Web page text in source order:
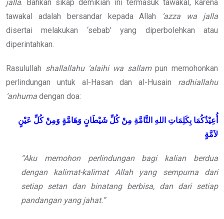
jalla. Bahkan sikap demikian ini termasuk tawakal, karena
tawakal adalah bersandar kepada Allah
‘azza wa jalla
disertai melakukan ‘sebab’ yang diperbolehkan atau
diperintahkan.
Rasulullah shallallahu ‘alaihi wa sallampun memohonkan
perlindungan untuk al-Hasan dan al-Husain radhiallahu
‘anhuma dengan doa:
أُعِيْذُكُمَا بِكَلِمَاتِ اللهِ التَّامَّةِ مِنْ كُلِّ شَيْطَانٍ وَهَامَّةٍ وَمِنْ كُلِّ عَيْنٍ
لاَمَّةٍ
“Aku memohon perlindungan bagi kalian berdua
dengan kalimat-kalimat Allah yang sempurna dari
setiap setan dan binatang berbisa, dan dari setiap
pandangan yang jahat.”